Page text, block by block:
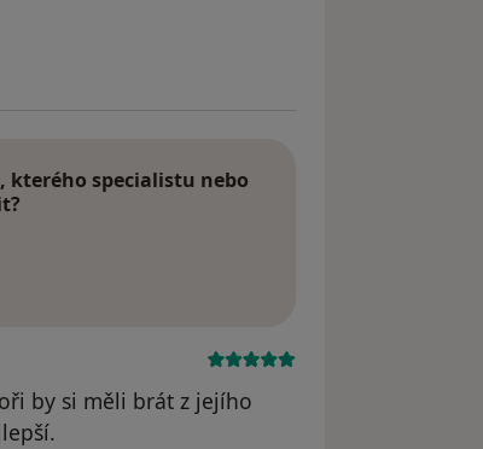
kterého specialistu nebo
by si měli brát z jejího